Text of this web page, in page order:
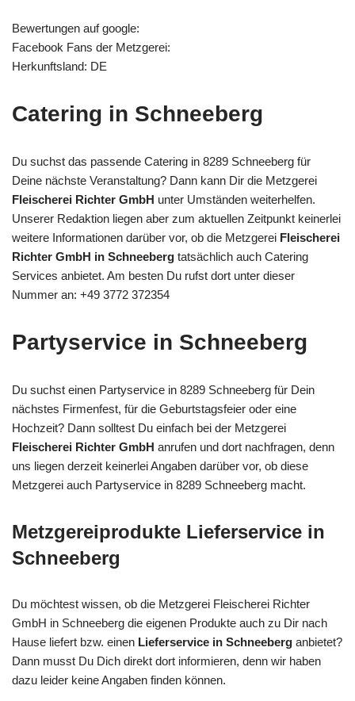
Bewertungen auf google:
Facebook Fans der Metzgerei:
Herkunftsland: DE
Catering in Schneeberg
Du suchst das passende Catering in 8289 Schneeberg für
Deine nächste Veranstaltung? Dann kann Dir die Metzgerei
Fleischerei Richter GmbH unter Umständen weiterhelfen.
Unserer Redaktion liegen aber zum aktuellen Zeitpunkt keinerlei
weitere Informationen darüber vor, ob die Metzgerei Fleischerei
Richter GmbH in Schneeberg tatsächlich auch Catering
Services anbietet. Am besten Du rufst dort unter dieser
Nummer an: +49 3772 372354
Partyservice in Schneeberg
Du suchst einen Partyservice in 8289 Schneeberg für Dein
nächstes Firmenfest, für die Geburtstagsfeier oder eine
Hochzeit? Dann solltest Du einfach bei der Metzgerei
Fleischerei Richter GmbH anrufen und dort nachfragen, denn
uns liegen derzeit keinerlei Angaben darüber vor, ob diese
Metzgerei auch Partyservice in 8289 Schneeberg macht.
Metzgereiprodukte Lieferservice in
Schneeberg
Du möchtest wissen, ob die Metzgerei Fleischerei Richter
GmbH in Schneeberg die eigenen Produkte auch zu Dir nach
Hause liefert bzw. einen Lieferservice in Schneeberg anbietet?
Dann musst Du Dich direkt dort informieren, denn wir haben
dazu leider keine Angaben finden können.